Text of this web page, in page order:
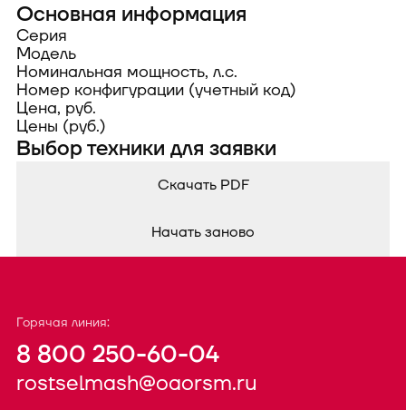
Основная информация
Серия
Модель
Номинальная мощность, л.с.
Номер конфигурации (учетный код)
Цена, руб.
Цены (руб.)
Выбор техники для заявки
Скачать PDF
Начать заново
Горячая линия:
8 800 250-60-04
rostselmash@oaorsm.ru